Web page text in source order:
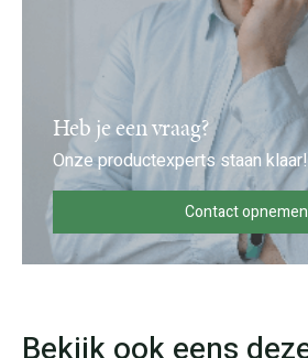
Heb je een vraag?
Onze productexperts staan klaar!
Contact opnemen